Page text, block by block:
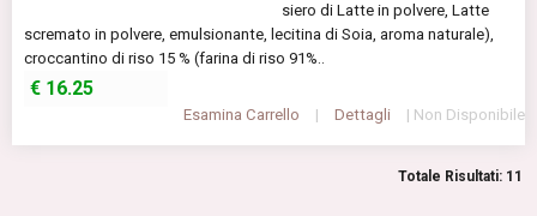
siero di Latte in polvere, Latte
scremato in polvere, emulsionante, lecitina di Soia, aroma naturale),
croccantino di riso 15 % (farina di riso 91%..
€ 16.25
Esamina Carrello | Dettagli | Non Disponibile
Totale Risultati: 11